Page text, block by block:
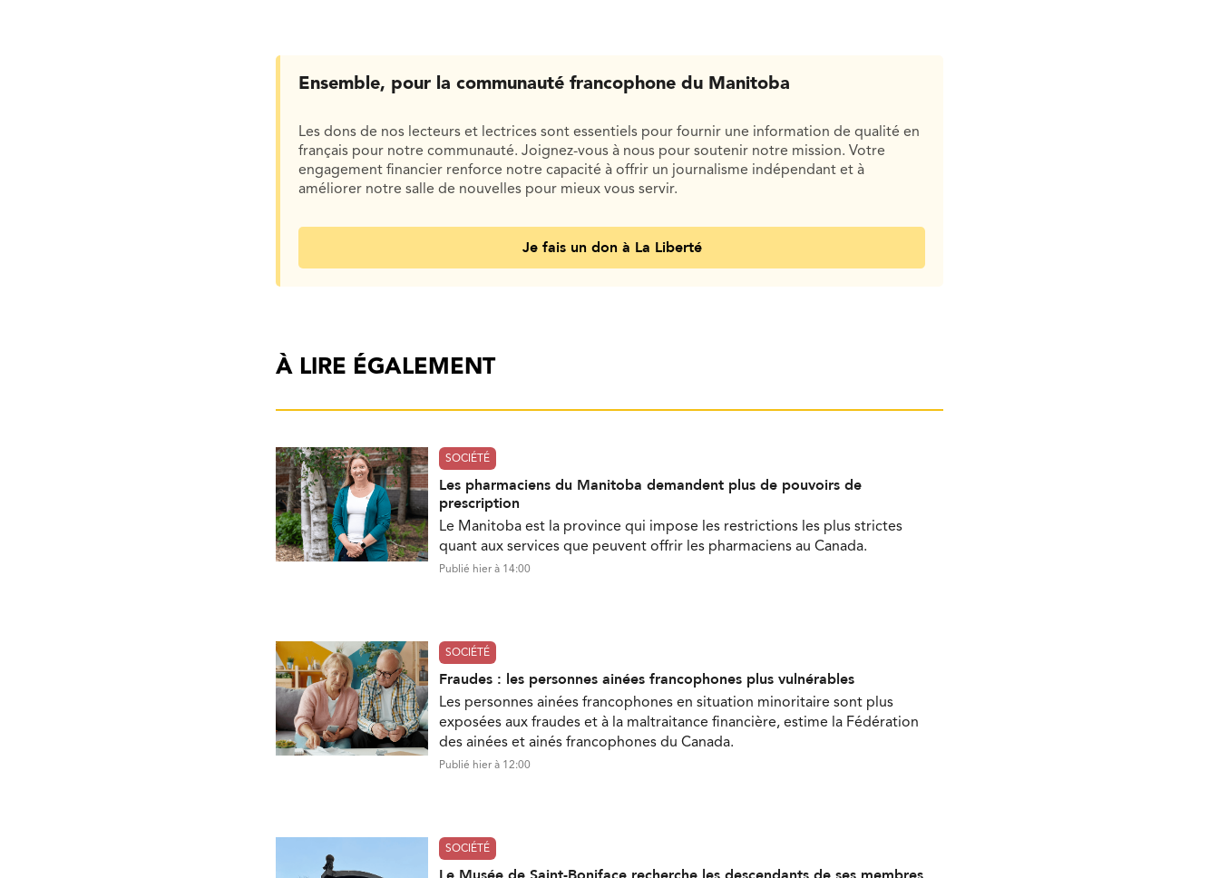
Ensemble, pour la communauté francophone du Manitoba
Les dons de nos lecteurs et lectrices sont essentiels pour fournir une information de qualité en
français pour notre communauté. Joignez-vous à nous pour soutenir notre mission. Votre
engagement financier renforce notre capacité à offrir un journalisme indépendant et à
améliorer notre salle de nouvelles pour mieux vous servir.
Je fais un don à La Liberté
À LIRE ÉGALEMENT
SOCIÉTÉ
Les pharmaciens du Manitoba demandent plus de pouvoirs de
prescription
Le Manitoba est la province qui impose les restrictions les plus strictes
quant aux services que peuvent offrir les pharmaciens au Canada.
Publié hier à 14:00
SOCIÉTÉ
Fraudes : les personnes ainées francophones plus vulnérables
Les personnes ainées francophones en situation minoritaire sont plus
exposées aux fraudes et à la maltraitance financière, estime la Fédération
des ainées et ainés francophones du Canada.
Publié hier à 12:00
SOCIÉTÉ